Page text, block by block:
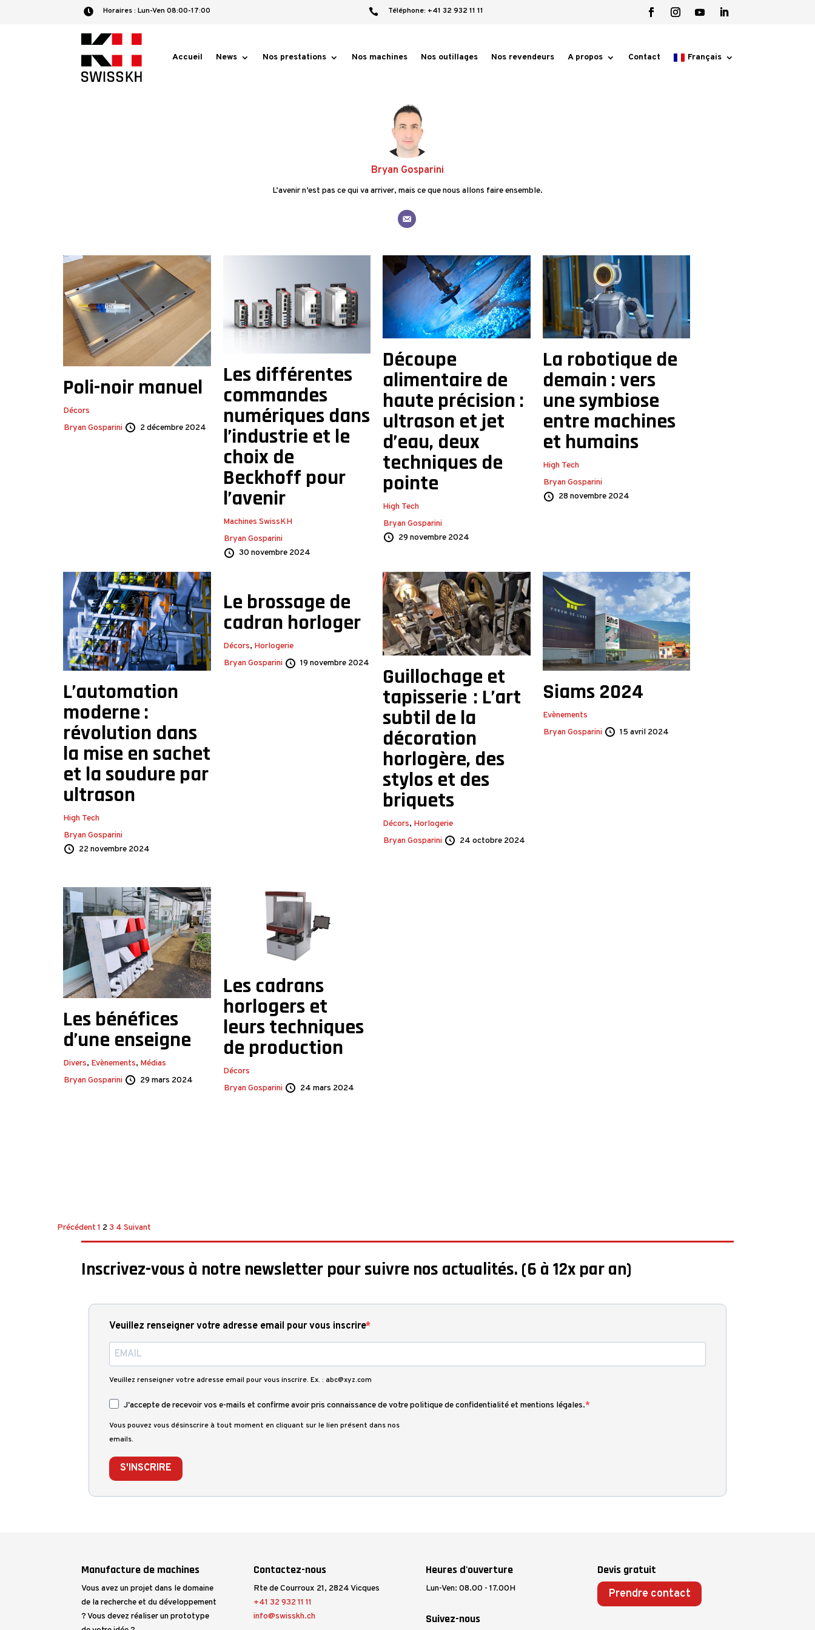
 Horaires :​ Lun-Ven 08:00-17:00  Téléphone: +41 32 932 11 11
Accueil News Nos prestations Nos machines Nos outillages Nos revendeurs A propos Contact Français
Bryan Gosparini
L’avenir n’est pas ce qui va arriver, mais ce que nous allons faire ensemble.
Poli-noir manuel
Décors
Bryan Gosparini
2 décembre 2024
Les différentes
commandes
numériques dans
l’industrie et le
choix de
Beckhoff pour
l’avenir
Machines SwissKH
Bryan Gosparini
30 novembre 2024
Découpe
alimentaire de
haute précision :
ultrason et jet
d’eau, deux
techniques de
pointe
High Tech
Bryan Gosparini
29 novembre 2024
La robotique de
demain : vers
une symbiose
entre machines
et humains
High Tech
Bryan Gosparini
28 novembre 2024
L’automation
moderne :
révolution dans
la mise en sachet
et la soudure par
ultrason
High Tech
Bryan Gosparini
22 novembre 2024
Le brossage de
cadran horloger
Décors, Horlogerie
Bryan Gosparini
19 novembre 2024
Guillochage et
tapisserie : L’art
subtil de la
décoration
horlogère, des
stylos et des
briquets
Décors, Horlogerie
Bryan Gosparini
24 octobre 2024
Siams 2024
Evènements
Bryan Gosparini
15 avril 2024
Les bénéfices
d’une enseigne
Divers, Evènements, Médias
Bryan Gosparini
29 mars 2024
Les cadrans
horlogers et
leurs techniques
de production
Décors
Bryan Gosparini
24 mars 2024
Pagination
des
publications
Précédent 1 23 4 Suivant
Inscrivez-vous à notre newsletter pour suivre nos actualités. (6 à 12x par an)
Veuillez renseigner votre adresse email pour vous inscrire
Veuillez renseigner votre adresse email pour vous inscrire. Ex. : abc@xyz.com
J'accepte de recevoir vos e-mails et confirme avoir pris connaissance de votre politique de confidentialité et mentions légales.
Vous pouvez vous désinscrire à tout moment en cliquant sur le lien présent dans nos
emails.
S'INSCRIRE
Manufacture de machines
Vous avez un projet dans le domaine
de la recherche et du développement
? Vous devez réaliser un prototype
Contactez-nous
Rte de Courroux 21, 2824 Vicques
+41 32 932 11 11
info@swisskh.ch
Heures d'ouverture
Lun-Ven: 08.00 - 17.00H
Suivez-nous
Devis gratuit
Prendre contact